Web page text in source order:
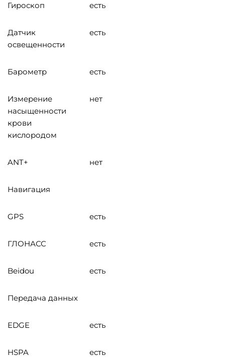
Гироскоп есть
Датчик
освещенности
есть
Барометр есть
Измерение
насыщенности
крови
кислородом
нет
ANT+ нет
Навигация
GPS есть
ГЛОНАСС есть
Beidou есть
Передача данных
EDGE есть
HSPA есть